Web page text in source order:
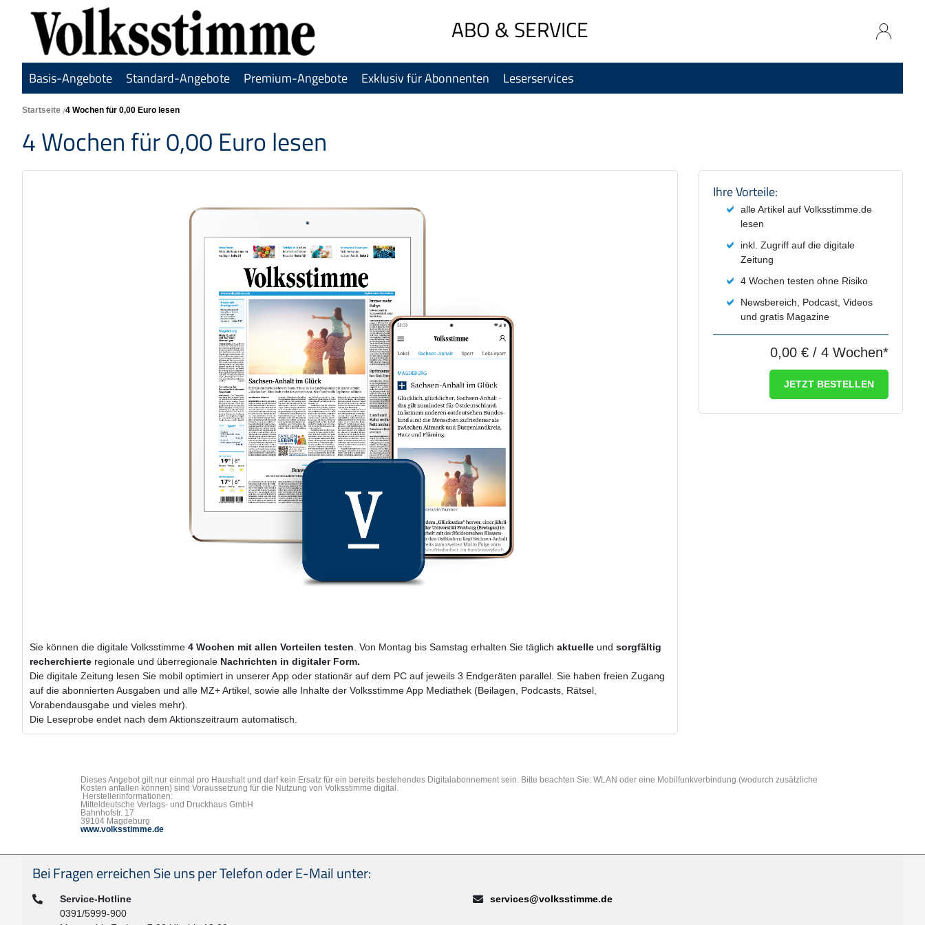
Navigation
zu:
ABO & SERVICE
Basis-Angebote Standard-Angebote Premium-Angebote Exklusiv für Abonnenten Leserservices
Startseite 4 Wochen für 0,00 Euro lesen
4 Wochen für 0,00 Euro lesen
Sie können die digitale Volksstimme 4 Wochen mit allen Vorteilen testen . Von Montag bis Samstag erhalten Sie täglich aktuelle und sorgfältig
recherchierte regionale und überregionale Nachrichten in digitaler Form.
Die digitale Zeitung lesen Sie mobil optimiert in unserer App oder stationär auf dem PC auf jeweils 3 Endgeräten parallel. Sie haben freien Zugang
auf die abonnierten Ausgaben und alle MZ+ Artikel, sowie alle Inhalte der Volksstimme App Mediathek (Beilagen, Podcasts, Rätsel,
Vorabendausgabe und vieles mehr).
Die Leseprobe endet nach dem Aktionszeitraum automatisch.
Produktzusammenfassung
Ihre Vorteile:
alle Artikel auf Volksstimme.de
lesen
inkl. Zugriff auf die digitale
Zeitung
4 Wochen testen ohne Risiko
Newsbereich, Podcast, Videos
und gratis Magazine
0,00 € / 4 Wochen*
JETZT BESTELLEN
Dieses Angebot gilt nur einmal pro Haushalt und darf kein Ersatz für ein bereits bestehendes Digitalabonnement sein. Bitte beachten Sie: WLAN oder eine Mobilfunkverbindung (wodurch zusätzliche
Kosten anfallen können) sind Voraussetzung für die Nutzung von Volksstimme digital.
Herstellerinformationen:
Mitteldeutsche Verlags- und Druckhaus GmbH
Bahnhofstr. 17
39104 Magdeburg
www.volksstimme.de
Seitenfußbereich
Bei Fragen erreichen Sie uns per Telefon oder E-Mail unter:
Telefon:Service-Hotline
0391/5999-900
E-Mail:services@volksstimme.de